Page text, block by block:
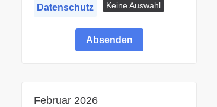
Datenschutz Keine Auswahl
Februar 2026